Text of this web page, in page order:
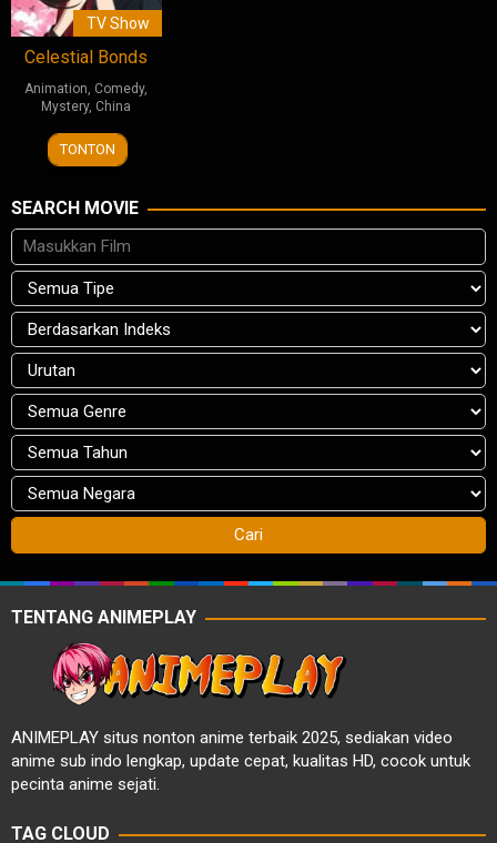
TV Show
Celestial Bonds
Animation, Comedy,
Mystery, China
13
Jun
红
摇
TONTON
SEARCH MOVIE
TENTANG ANIMEPLAY
ANIMEPLAY situs nonton anime terbaik 2025, sediakan video
anime sub indo lengkap, update cepat, kualitas HD, cocok untuk
pecinta anime sejati.
TAG CLOUD